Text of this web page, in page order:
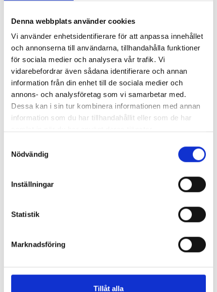
Denna webbplats använder cookies
Vi använder enhetsidentifierare för att anpassa innehållet
och annonserna till användarna, tillhandahålla funktioner
för sociala medier och analysera vår trafik. Vi
vidarebefordrar även sådana identifierare och annan
information från din enhet till de sociala medier och
annons- och analysföretag som vi samarbetar med.
Dessa kan i sin tur kombinera informationen med annan
information som du har tillhandahållit eller som de har
Nödvändig
Inställningar
Statistik
Marknadsföring
Tillåt alla
Våra bussar
Kvalitet & Miljö
Socialt ansvarstagande
Historik
9/8